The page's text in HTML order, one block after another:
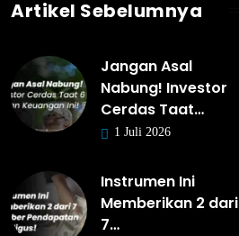
Artikel Sebelumnya
Jangan Asal
Nabung! Investor
Cerdas Taat…
1 Juli 2026
Instrumen Ini
Memberikan 2 dari
7…